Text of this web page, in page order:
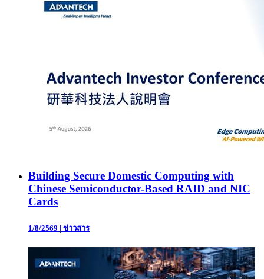
Building Secure Domestic Computing with
Chinese Semiconductor-Based RAID and NIC
Cards
1/8/2569 | ข่าวสาร